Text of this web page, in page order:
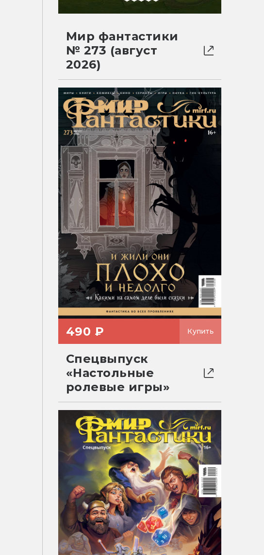
Мир фантастики
№ 273 (август
2026)
490 ₽ Купить
Спецвыпуск
«Настольные
ролевые игры»